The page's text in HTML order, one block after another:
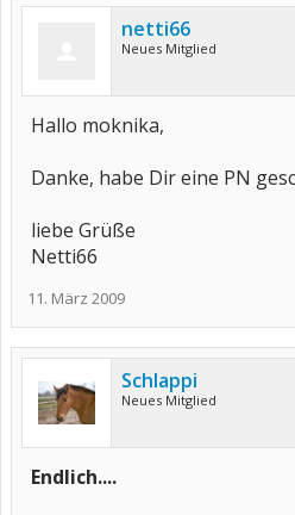
netti66
Neues Mitglied
Hallo moknika,
Danke, habe Dir eine PN
liebe Grüße
Netti66
11. März 2009
Schlappi
Neues Mitglied
Endlich....